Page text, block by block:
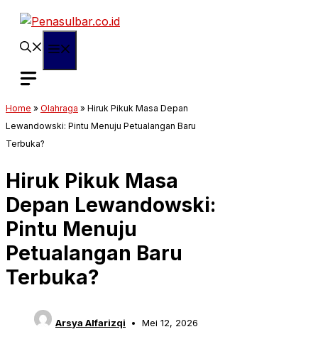
Langsung
Home » Olahraga » Hiruk Pikuk Masa Depan
Lewandowski: Pintu Menuju Petualangan Baru
Terbuka?
Hiruk Pikuk Masa
Depan Lewandowski:
Pintu Menuju
Petualangan Baru
Terbuka?
Arsya Alfarizqi Mei 12, 2026